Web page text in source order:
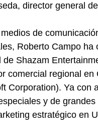
director general
de
Roberto Campo ha
Shazam
comercial regional
Corporation). Ya con
y de
estratégico en